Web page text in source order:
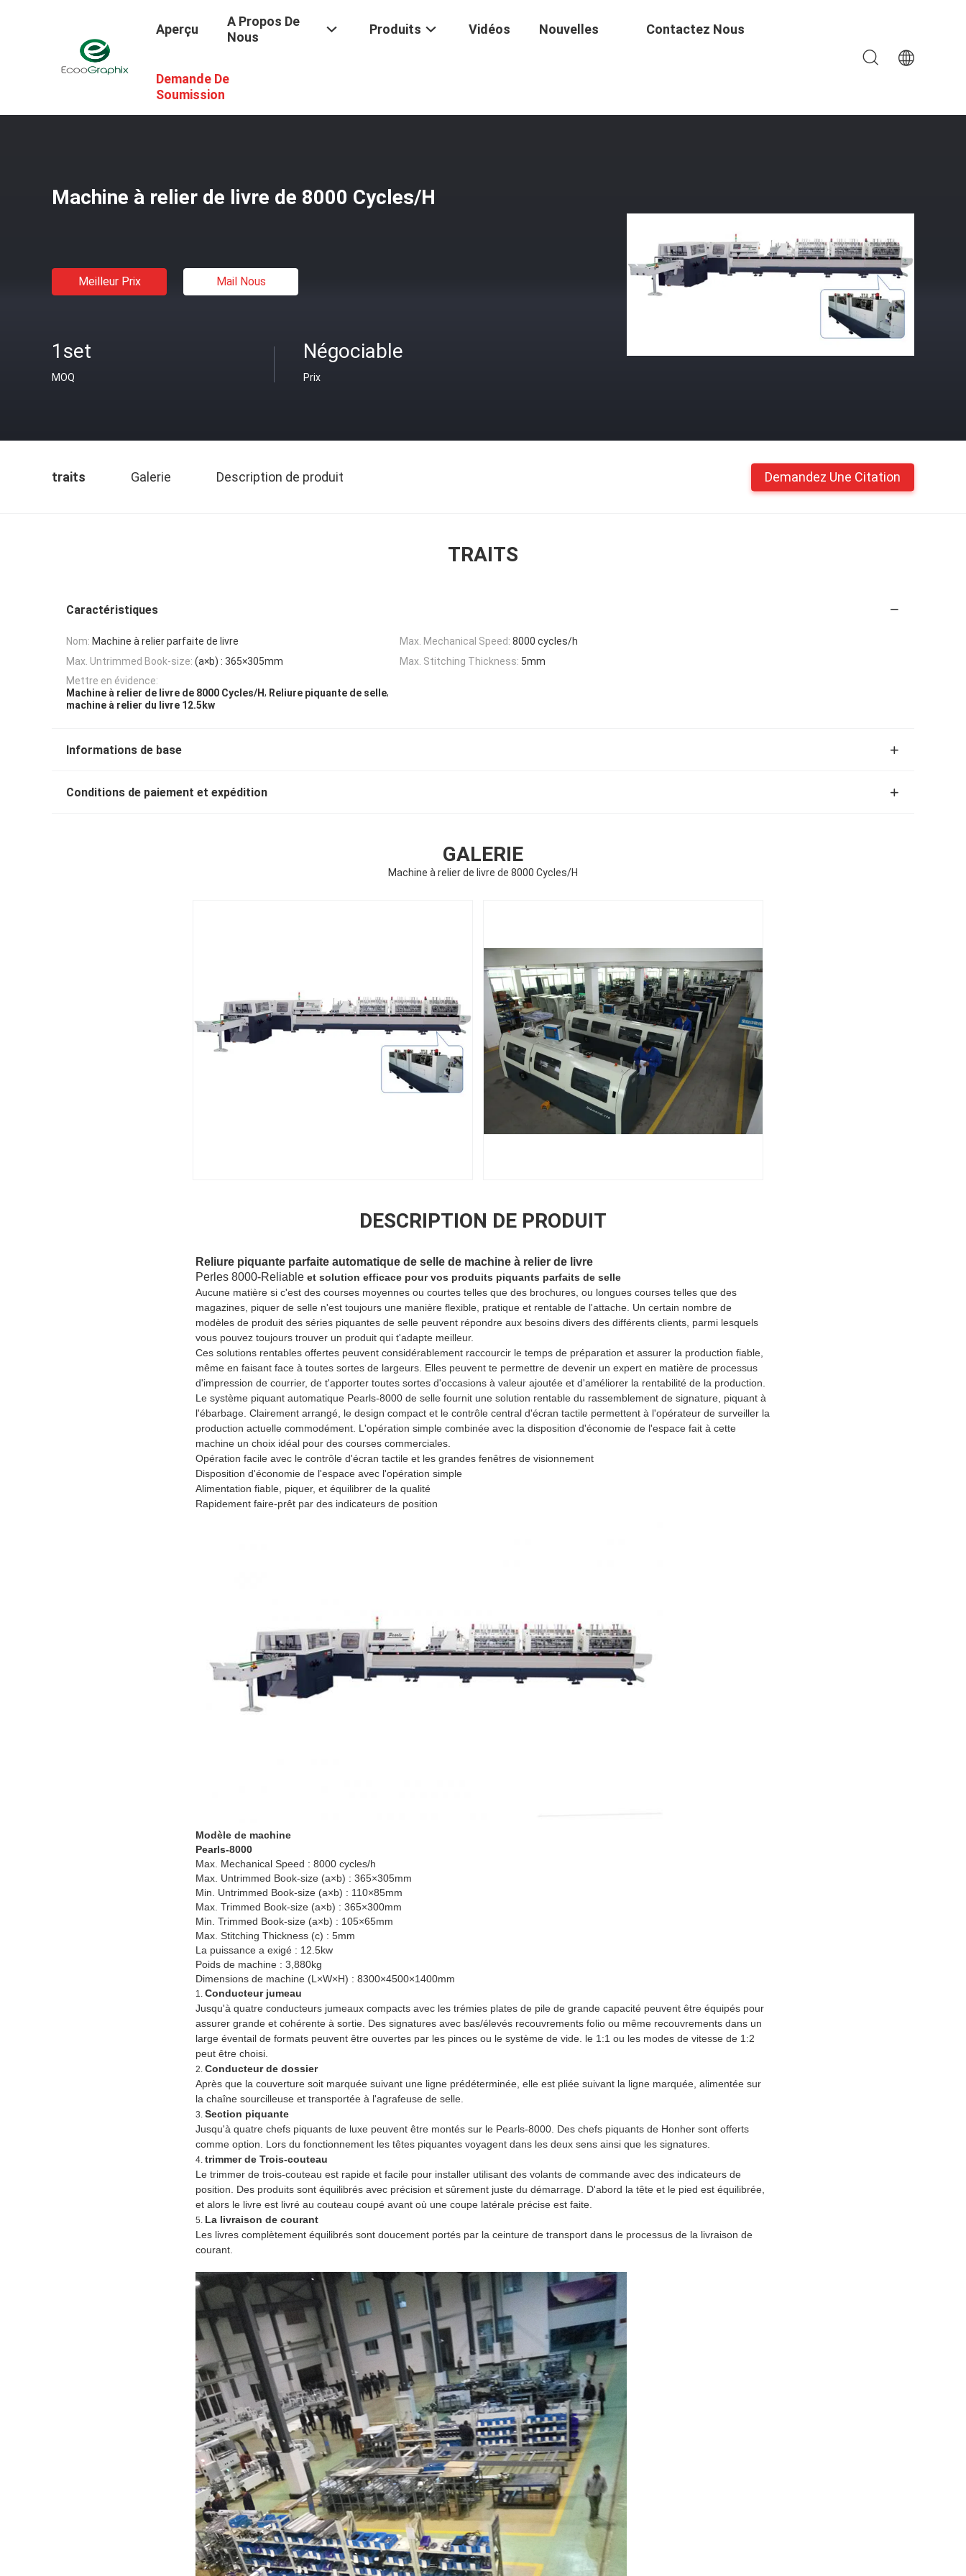
Aperçu
A Propos De
Nous
Produits Vidéos Nouvelles Contactez Nous
Demande De
Soumission
Produits Machine À Relier De Livre
Machine à relier de livre de 8000 Cycles/H
Meilleur Prix Mail Nous
1set
MOQ
Négociable
Prix
traits Galerie Description de produit Demandez Une Citation
TRAITS
Caractéristiques
Nom: Machine à relier parfaite de livre Max. Mechanical Speed: 8000 cycles/h
Max. Untrimmed Book-size: (a×b) : 365×305mm Max. Stitching Thickness: 5mm
Mettre en évidence:
Machine à relier de livre de 8000 Cycles/H, Reliure piquante de selle,
machine à relier du livre 12.5kw
Informations de base
Conditions de paiement et expédition
GALERIE
Machine à relier de livre de 8000 Cycles/H
DESCRIPTION DE PRODUIT
Reliure piquante parfaite automatique de selle de machine à relier de livre
Perles 8000-Reliable et solution efficace pour vos produits piquants parfaits de selle
Aucune matière si c'est des courses moyennes ou courtes telles que des brochures, ou longues courses telles que des
magazines, piquer de selle n'est toujours une manière flexible, pratique et rentable de l'attache. Un certain nombre de
modèles de produit des séries piquantes de selle peuvent répondre aux besoins divers des différents clients, parmi lesquels
vous pouvez toujours trouver un produit qui t'adapte meilleur.
Ces solutions rentables offertes peuvent considérablement raccourcir le temps de préparation et assurer la production fiable,
même en faisant face à toutes sortes de largeurs. Elles peuvent te permettre de devenir un expert en matière de processus
d'impression de courrier, de t'apporter toutes sortes d'occasions à valeur ajoutée et d'améliorer la rentabilité de la production.
Le système piquant automatique Pearls-8000 de selle fournit une solution rentable du rassemblement de signature, piquant à
l'ébarbage. Clairement arrangé, le design compact et le contrôle central d'écran tactile permettent à l'opérateur de surveiller la
production actuelle commodément. L'opération simple combinée avec la disposition d'économie de l'espace fait à cette
machine un choix idéal pour des courses commerciales.
Opération facile avec le contrôle d'écran tactile et les grandes fenêtres de visionnement
Disposition d'économie de l'espace avec l'opération simple
Alimentation fiable, piquer, et équilibrer de la qualité
Rapidement faire-prêt par des indicateurs de position
Modèle de machine
Pearls-8000
Max. Mechanical Speed : 8000 cycles/h
Max. Untrimmed Book-size (a×b) : 365×305mm
Min. Untrimmed Book-size (a×b) : 110×85mm
Max. Trimmed Book-size (a×b) : 365×300mm
Min. Trimmed Book-size (a×b) : 105×65mm
Max. Stitching Thickness (c) : 5mm
La puissance a exigé : 12.5kw
Poids de machine : 3,880kg
Dimensions de machine (L×W×H) : 8300×4500×1400mm
1. Conducteur jumeau
Jusqu'à quatre conducteurs jumeaux compacts avec les trémies plates de pile de grande capacité peuvent être équipés pour
assurer grande et cohérente à sortie. Des signatures avec bas/élevés recouvrements folio ou même recouvrements dans un
large éventail de formats peuvent être ouvertes par les pinces ou le système de vide. le 1:1 ou les modes de vitesse de 1:2
peut être choisi.
2. Conducteur de dossier
Après que la couverture soit marquée suivant une ligne prédéterminée, elle est pliée suivant la ligne marquée, alimentée sur
la chaîne sourcilleuse et transportée à l'agrafeuse de selle.
3. Section piquante
Jusqu'à quatre chefs piquants de luxe peuvent être montés sur le Pearls-8000. Des chefs piquants de Honher sont offerts
comme option. Lors du fonctionnement les têtes piquantes voyagent dans les deux sens ainsi que les signatures.
4. trimmer de Trois-couteau
Le trimmer de trois-couteau est rapide et facile pour installer utilisant des volants de commande avec des indicateurs de
position. Des produits sont équilibrés avec précision et sûrement juste du démarrage. D'abord la tête et le pied est équilibrée,
et alors le livre est livré au couteau coupé avant où une coupe latérale précise est faite.
5. La livraison de courant
Les livres complètement équilibrés sont doucement portés par la ceinture de transport dans le processus de la livraison de
courant.